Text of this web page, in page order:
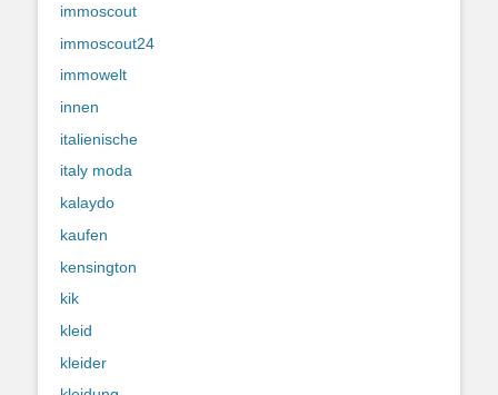
immoscout
immoscout24
immowelt
innen
italienische
italy moda
kalaydo
kaufen
kensington
kik
kleid
kleider